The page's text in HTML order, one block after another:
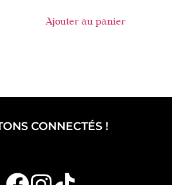
Ajouter au panier
CONNECTÉS !